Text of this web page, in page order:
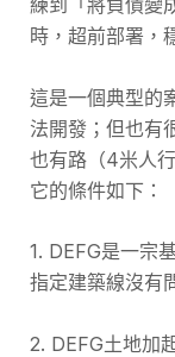
練到「將負債變
時，超前部署，
這是一個典型的
法開發；但也有
也有路（4米人
它的條件如下：
1. DEFG是一宗
指定建築線沒有
2. DEFG土地加